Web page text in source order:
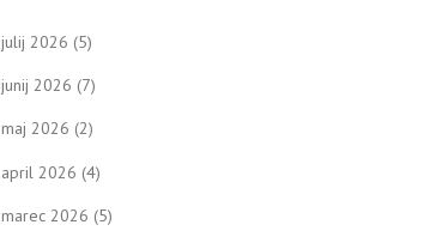
julij 2026 (5)
junij 2026 (7)
maj 2026 (2)
april 2026 (4)
marec 2026 (5)